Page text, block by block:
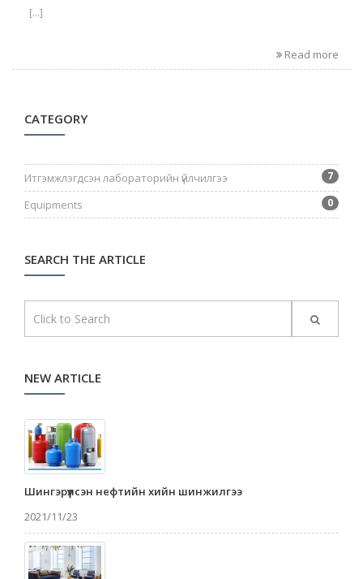
[...]
Read more
CATEGORY
7
Итгэмжлэгдсэн лабораторийн үйлчилгээ
0
Equipments
SEARCH THE ARTICLE
NEW ARTICLE
Шингэрүүлсэн нефтийн хийн шинжилгээ
2021/11/23